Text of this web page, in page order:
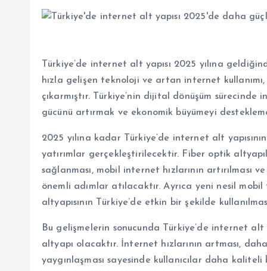
Türkiye’de internet alt yapısı 2025 yılına
hızla gelişen teknoloji ve artan internet
çıkarmıştır. Türkiye’nin dijital dönüşüm
gücünü artırmak ve ekonomik büyümeyi
2025 yılına kadar Türkiye’de internet alt
yatırımlar gerçekleştirilecektir. Fiber optik
sağlanması, mobil internet hızlarının
önemli adımlar atılacaktır. Ayrıca yeni nesil
altyapısının Türkiye’de etkin bir şekilde
Bu gelişmelerin sonucunda Türkiye’de internet
altyapı olacaktır. İnternet hızlarının artması,
yaygınlaşması sayesinde kullanıcılar daha